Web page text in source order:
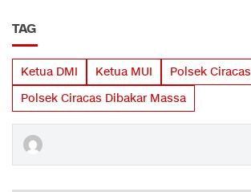
TAG
Ketua DMI Ketua MUI
Polsek Ciracas
Polsek Ciracas Dibakar Massa